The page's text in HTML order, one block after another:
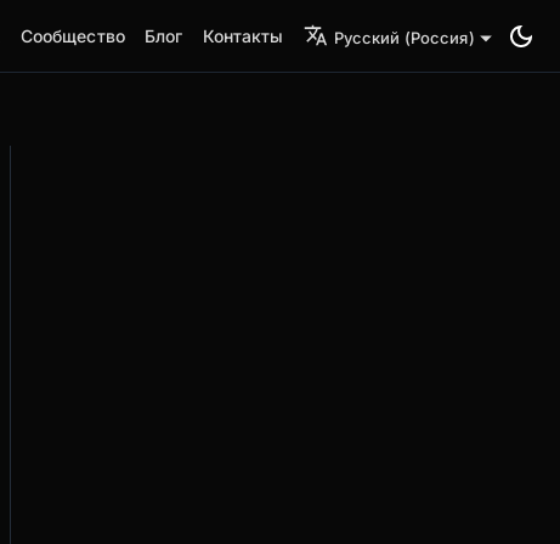
Сообщество Блог Контакты Русский (Россия)